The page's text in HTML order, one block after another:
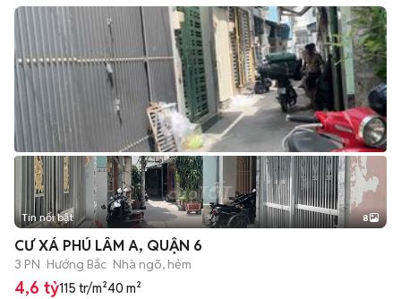
+2
Tin nổi bật 8
CƯ XÁ PHÚ LÂM A, QUẬN 6
3 PN Hướng Bắc Nhà ngõ, hẻm
4,6 tỷ115 tr/m²40 m²